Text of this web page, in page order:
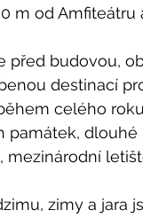
m od
před budovou,
destinací
celého
památek,
mezinárodní
zimy a jara